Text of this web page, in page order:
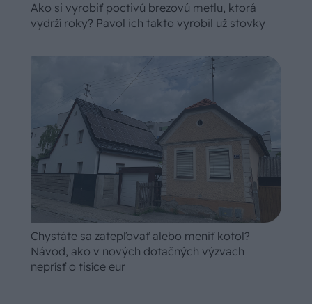
Ako si vyrobiť poctivú brezovú metlu, ktorá
vydrží roky? Pavol ich takto vyrobil už stovky
Chystáte sa zatepľovať alebo meniť kotol?
Návod, ako v nových dotačných výzvach
neprísť o tisíce eur